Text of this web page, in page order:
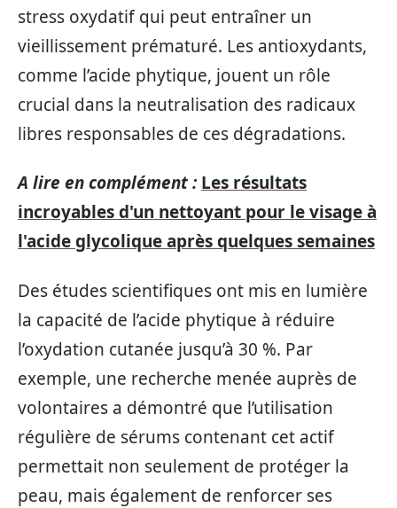
stress oxydatif qui peut entraîner un
vieillissement prématuré. Les antioxydants,
comme l’acide phytique, jouent un rôle
crucial dans la neutralisation des radicaux
libres responsables de ces dégradations.
A lire en complément : Les résultats
incroyables d'un nettoyant pour le visage à
l'acide glycolique après quelques semaines
Des études scientifiques ont mis en lumière
la capacité de l’acide phytique à réduire
l’oxydation cutanée jusqu’à 30 %. Par
exemple, une recherche menée auprès de
volontaires a démontré que l’utilisation
régulière de sérums contenant cet actif
permettait non seulement de protéger la
peau, mais également de renforcer ses